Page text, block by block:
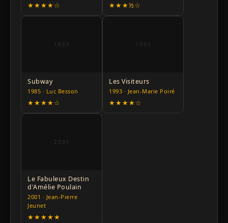
★★★★☆ ★★★½☆
1985
Subway
1985 · Luc Besson
★★★★☆
1993
Les Visiteurs
1993 · Jean-Marie Poiré
★★★★☆
2001
Le Fabuleux Destin
d'Amélie Poulain
2001 · Jean-Pierre
Jeunet
★★★★★